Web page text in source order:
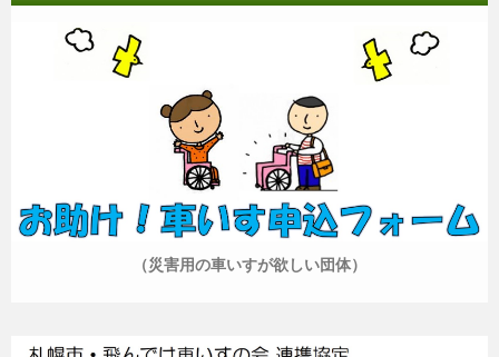
（災害用の車いすが欲しい団体）